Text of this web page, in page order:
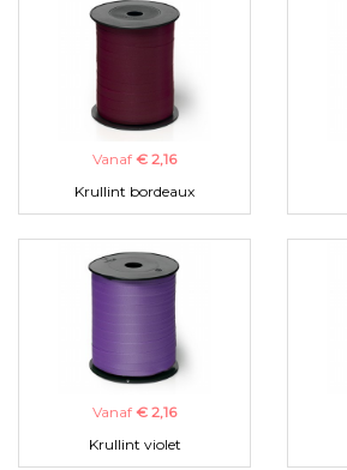
Vanaf € 2,16
Krullint bordeaux
Vanaf € 2,16
Krullint violet